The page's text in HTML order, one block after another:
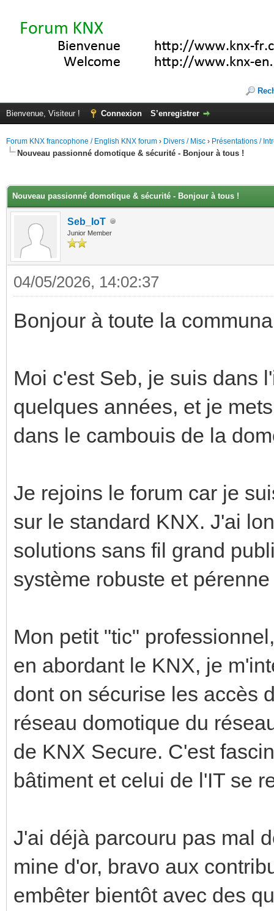
Bienvenue, Visiteur ! Connexion S’enregistrer
Forum KNX francophone / English KNX forum › Divers / Misc › Présentations /
Nouveau passionné domotique & sécurité - Bonjour à tous !
Nouveau passionné domotique & sécurité - Bonjour à tous !
Seb_IoT
Junior Member
04/05/2026, 14:02:37
Bonjour à toute la
Moi c'est Seb, je suis dans
quelques années, et je
dans le cambouis de la
Je rejoins le forum car je
sur le standard KNX. J'ai
solutions sans fil grand
système robuste et
Mon petit "tic"
en abordant le KNX, je
dont on sécurise les accès
réseau domotique du
de KNX Secure. C'est
bâtiment et celui de l'IT se
J'ai déjà parcouru pas mal
mine d'or, bravo aux
embêter bientôt avec des